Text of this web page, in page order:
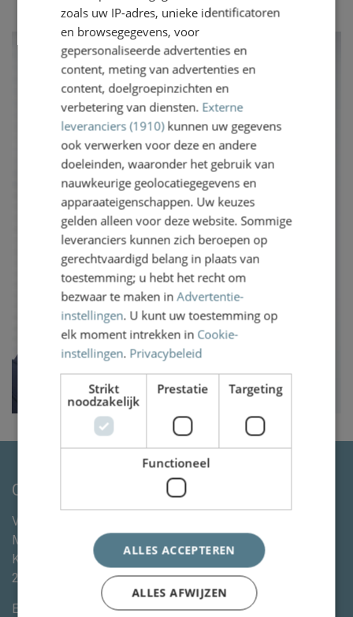
Contactgegevens
Van Wassenaer Wytema Letselschade Advocaten &
Mediation
Kleine Houtweg 113
2012CE
Haarlem
E-mail:
info@vanww.nl
zoals uw IP-adres, unieke identificatoren
en browsegegevens, voor
gepersonaliseerde advertenties en
content, meting van advertenties en
content, doelgroepinzichten en
verbetering van diensten. Externe
leveranciers (1910)kunnen uw gegevens
ook verwerken voor deze en andere
doeleinden, waaronder het gebruik van
nauwkeurige geolocatiegegevens en
apparaateigenschappen. Uw keuzes
gelden alleen voor deze website. Sommige
leveranciers kunnen zich beroepen op
gerechtvaardigd belang in plaats van
toestemming; u hebt het recht om
bezwaar te maken inAdvertentie-
instellingen. U kunt uw toestemming op
elk moment intrekken in Cookie-
instellingen. Privacybeleid
Strikt
noodzakelijk
Prestatie Targeting
Functioneel
ALLES ACCEPTEREN
ALLES AFWIJZEN